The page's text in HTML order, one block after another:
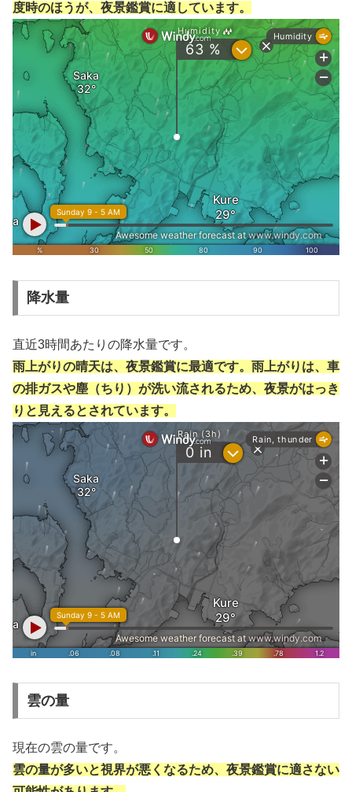
度時のほうが、夜景鑑賞に適しています。
降水量
直近3時間あたりの降水量です。
雨上がりの晴天は、夜景鑑賞に最適です。雨上がりは、車
の排ガスや塵（ちり）が洗い流されるため、夜景がはっき
りと見えるとされています。
雲の量
現在の雲の量です。
雲の量が多いと視界が悪くなるため、夜景鑑賞に適さない